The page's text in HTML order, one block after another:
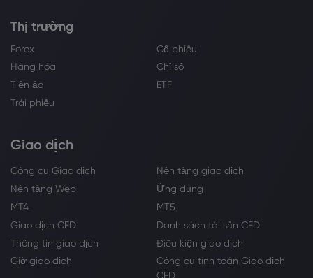
Thị trường
Forex
Cổ phiếu
Hàng hóa
Chỉ số
Tiền ảo
ETF
Trái phiếu
Giao dịch
Công cụ Giao dịch
Nền tảng giao dịch
Nền tảng Web
Ứng dụng
MT4
MT5
Giao dịch CFD
Danh sách tài sản CFD
Thông tin giao dịch
Điều kiện giao dịch
Giờ giao dịch
Công cụ tính toán Giao dịch
CFD